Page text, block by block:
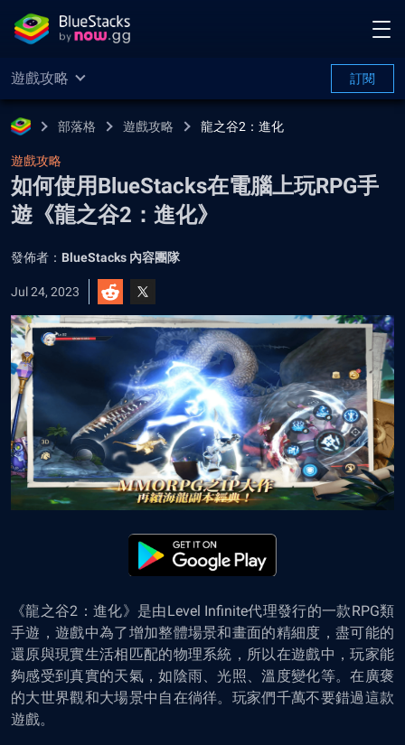
遊戲攻略 訂閱
部落格 遊戲攻略 龍之谷2：進化
遊戲攻略
如何使用BlueStacks在電腦上玩RPG手
遊《龍之谷2：進化》
發佈者： BlueStacks 內容團隊
Jul 24, 2023
《龍之谷2：進化》是由Level Infinite代理發行的一款RPG類
手遊，遊戲中為了增加整體場景和畫面的精細度，盡可能的
還原與現實生活相匹配的物理系統，所以在遊戲中，玩家能
夠感受到真實的天氣，如陰雨、光照、溫度變化等。在廣褒
的大世界觀和大場景中自在徜徉。玩家們千萬不要錯過這款
遊戲。